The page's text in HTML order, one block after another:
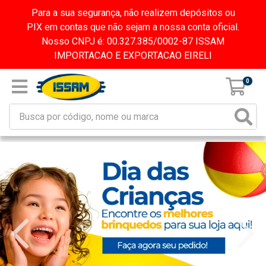
Para a sua segurança, não realizem depósitos ou
PIX em contas que não sejam a nossa conta oficial.
Nosso CNPJ é: 00.327.385/0002-87 ISSAM
IMPORTACAO E EXPORTACAO EIRELI
0